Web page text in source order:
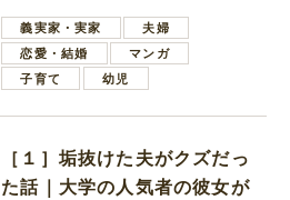
しいと言ってきた
義実家・実家
夫婦
恋愛・結婚
マンガ
子育て
幼児
［１］垢抜けた夫がクズだっ
た話｜大学の人気者の彼女が